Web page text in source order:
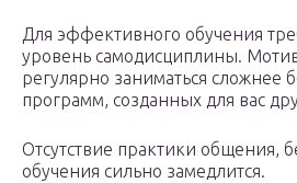
Для эффективного обучения
уровень самодисциплины.
регулярно заниматься сложнее
программ, созданных для вас
Отсутствие практики общения,
обучения сильно замедлится.